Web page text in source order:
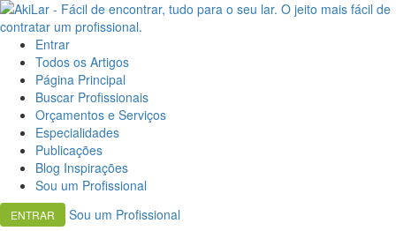
Entrar
Todos os Artigos
Página Principal
Buscar Profissionais
Orçamentos e Serviços
Especialidades
Publicações
Blog Inspirações
Sou um Profissional
ENTRAR Sou um Profissional